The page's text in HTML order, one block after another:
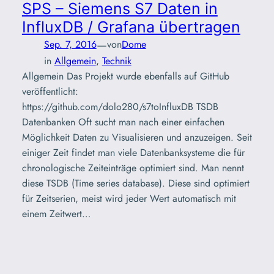
SPS – Siemens S7 Daten in
InfluxDB / Grafana übertragen
Sep. 7, 2016—vonDome
in Allgemein, Technik
Allgemein Das Projekt wurde ebenfalls auf GitHub
veröffentlicht:
https://github.com/dolo280/s7toInfluxDB TSDB
Datenbanken Oft sucht man nach einer einfachen
Möglichkeit Daten zu Visualisieren und anzuzeigen. Seit
einiger Zeit findet man viele Datenbanksysteme die für
chronologische Zeiteinträge optimiert sind. Man nennt
diese TSDB (Time series database). Diese sind optimiert
für Zeitserien, meist wird jeder Wert automatisch mit
einem Zeitwert…